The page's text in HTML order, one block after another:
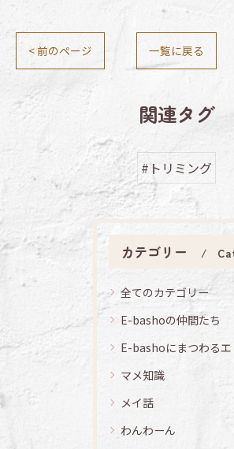
< 前のページ 一覧に戻る
関連タグ
#トリミング
カテゴリー
全てのカテゴリー
E-bashoの仲間たち
E-bashoにまつわる
マメ知識
メイ話
わんわーん